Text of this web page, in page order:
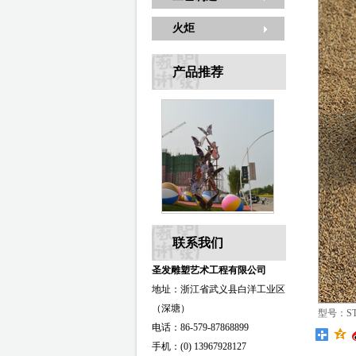
火炬
产品推荐
联系我们
圣发雕塑艺术工程有限公司
地址：浙江省武义县白洋工业区
（深塘）
电话：86-579-87868899
手机：(0) 13967928127
型号：